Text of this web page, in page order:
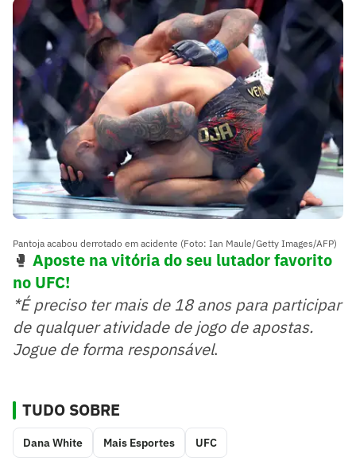
Pantoja acabou derrotado em acidente (Foto: Ian Maule/Getty Images/AFP)
🥊 Aposte na vitória do seu lutador favorito
no UFC!
*É preciso ter mais de 18 anos para participar
de qualquer atividade de jogo de apostas.
Jogue de forma responsável.
TUDO SOBRE
Dana White Mais Esportes UFC